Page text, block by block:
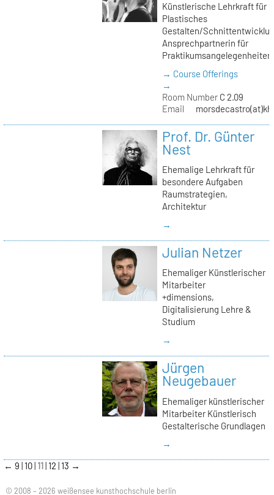
Künstlerische Lehrkraft für
Plastisches
Gestalten/
Ansprechpartnerin für
Praktikumsangelegenheiten
→ Course Offerings
→
Room NumberC 2.09
Email
Prof. Dr. Günter
Nest
Ehemalige Lehrkraft für
besondere Aufgaben
Raumstrategien,
Architektur
→
Julian Netzer
Ehemaliger Künstlerischer
Mitarbeiter
+dimensions,
Digitalisierung Lehre &
Studium
→
Jürgen
Neugebauer
Ehemaliger künstlerischer
Mitarbeiter Künstlerisch
Gestalterische Grundlagen
→
← 9 10 11 12 13 →
© 2008 – 2026 weißensee kunsthochschule berlin